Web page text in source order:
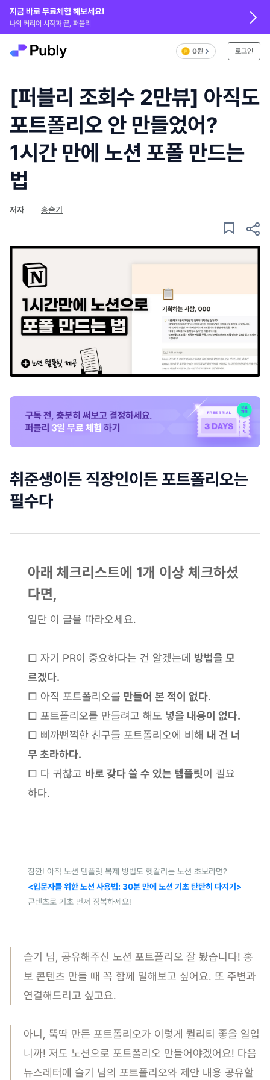
지금 바로 무료체험 해보세요!
나의 커리어 시작과 끝, 퍼블리
0원 로그인
[퍼블리 조회수 2만뷰] 아직도
포트폴리오 안 만들었어?
1시간 만에 노션 포폴 만드는
법
저자 홍슬기
취준생이든 직장인이든 포트폴리오는
필수다
아래 체크리스트에 1개 이상 체크하셨
다면,
일단 이 글을 따라오세요.
□ 자기 PR이 중요하다는 건 알겠는데 방법을 모
르겠다.
□ 아직 포트폴리오를 만들어 본 적이 없다.
□ 포트폴리오를 만들려고 해도 넣을 내용이 없다.
□ 삐까뻔쩍한 친구들 포트폴리오에 비해 내 건 너
무 초라하다.
□ 다 귀찮고 바로 갖다 쓸 수 있는 템플릿이 필요
하다.
잠깐! 아직 노션 템플릿 복제 방법도 헷갈리는 노션 초보라면?
<입문자를 위한 노션 사용법: 30분 만에 노션 기초 탄탄히 다지기>
콘텐츠로 기초 먼저 정복하세요!
슬기 님, 공유해주신 노션 포트폴리오 잘 봤습니다! 홍
보 콘텐츠 만들 때 꼭 함께 일해보고 싶어요. 또 주변과
연결해드리고 싶고요.
아니, 뚝딱 만든 포트폴리오가 이렇게 퀄리티 좋을 일입
니까! 저도 노션으로 포트폴리오 만들어야겠어요! 다음
뉴스레터에 슬기 님의 포트폴리오와 제안 내용 공유할